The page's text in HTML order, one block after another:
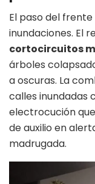
El paso del
inundaciones. El
cortocircuitos
árboles
a oscuras. La
calles inundadas
electrocución
de auxilio en
madrugada.